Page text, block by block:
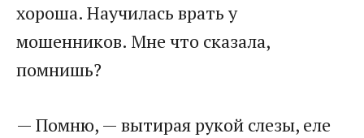
хороша. Научилась врать у
мошенников. Мне что сказала,
помнишь?
— Помню, — вытирая рукой слезы, еле